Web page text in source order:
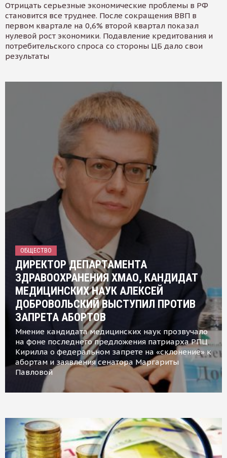
Отрицать серьезные экономические проблемы в РФ
становится все труднее. После сокращения ВВП в
первом квартале на 0,6% второй квартал показал
нулевой рост экономики. Подавление кредитования и
потребительского спроса со стороны ЦБ дало свои
результаты
ОБЩЕСТВО
ДИРЕКТОР ДЕПАРТАМЕНТА
ЗДРАВООХРАНЕНИЯ ХМАО, КАНДИДАТ
МЕДИЦИНСКИХ НАУК АЛЕКСЕЙ
ДОБРОВОЛЬСКИЙ ВЫСТУПИЛ ПРОТИВ
ЗАПРЕТА АБОРТОВ
Мнение кандидата медицинских наук прозвучало
на фоне последнего предложения патриарха РПЦ
Кирилла о федеральном запрете на «склонение» к
абортам и заявления сенатора Маргариты
Павловой